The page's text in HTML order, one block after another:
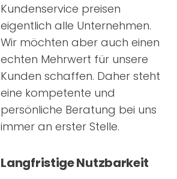
Kundenservice preisen
eigentlich alle Unternehmen.
Wir möchten aber auch einen
echten Mehrwert für unsere
Kunden schaffen. Daher steht
eine kompetente und
persönliche Beratung bei uns
immer an erster Stelle.
Langfristige Nutzbarkeit